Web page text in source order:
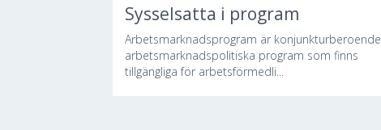
Sysselsatta i program
Arbetsmarknadsprogram är konjunkturberoende
arbetsmarknadspolitiska program som finns
tillgängliga för arbetsförmedli...